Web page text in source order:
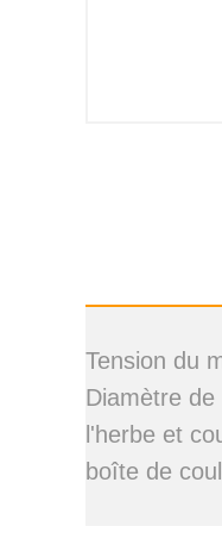
Tension du
Diamètre
l'herbe et
boîte de